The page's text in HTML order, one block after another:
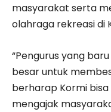
masyarakat serta
olahraga rekreasi di
“Pengurus yang
besar untuk
berharap Kormi
mengajak